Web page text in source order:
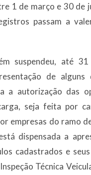
1 de março e 30 de
passam a
suspendeu, até
de alguns
a autorização das
seja feita por
empresas do ramo
dispensada a
cadastrados e
Técnica